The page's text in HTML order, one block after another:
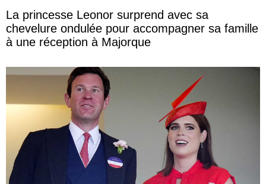
La princesse Leonor surprend avec sa
chevelure ondulée pour accompagner sa famille
à une réception à Majorque